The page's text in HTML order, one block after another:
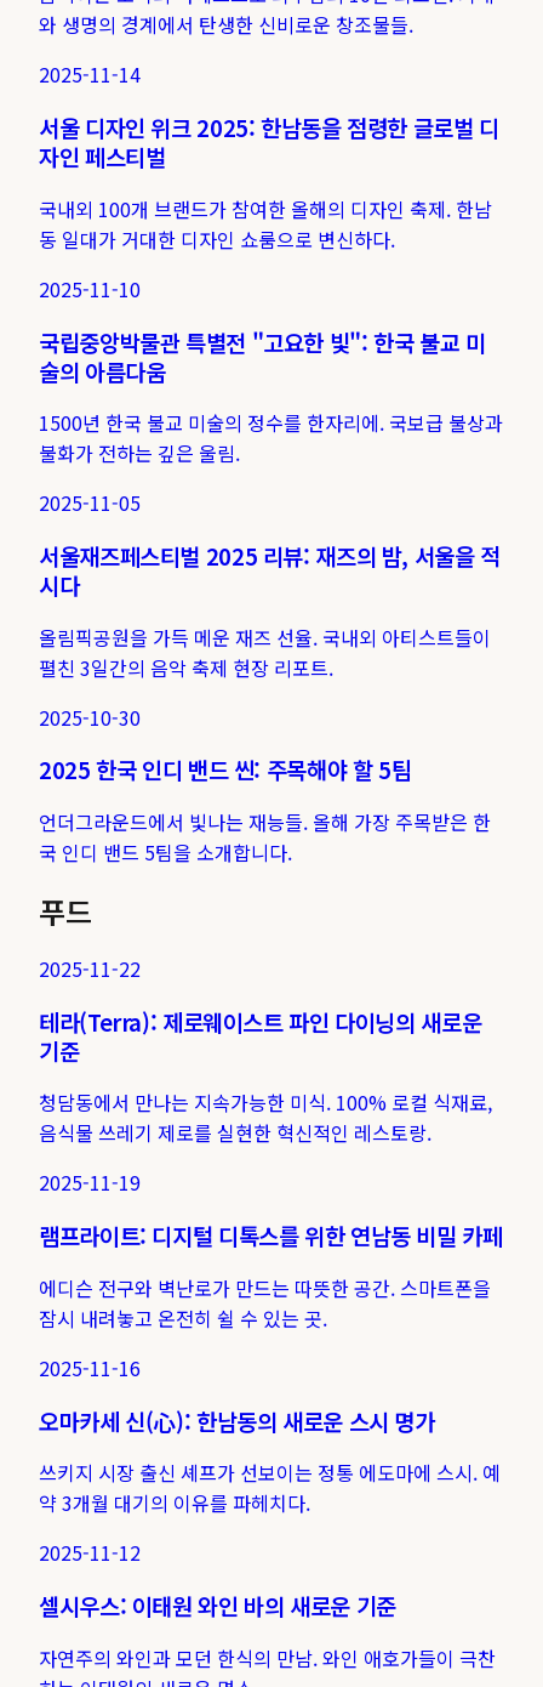
와 생명의 경계에서 탄생한 신비로운 창조물들.
2025-11-14
서울 디자인 위크 2025: 한남동을 점령한 글로벌 디
자인 페스티벌
국내외 100개 브랜드가 참여한 올해의 디자인 축제. 한남
동 일대가 거대한 디자인 쇼룸으로 변신하다.
2025-11-10
국립중앙박물관 특별전 "고요한 빛": 한국 불교 미
술의 아름다움
1500년 한국 불교 미술의 정수를 한자리에. 국보급 불상과
불화가 전하는 깊은 울림.
2025-11-05
서울재즈페스티벌 2025 리뷰: 재즈의 밤, 서울을 적
시다
올림픽공원을 가득 메운 재즈 선율. 국내외 아티스트들이
펼친 3일간의 음악 축제 현장 리포트.
2025-10-30
2025 한국 인디 밴드 씬: 주목해야 할 5팀
언더그라운드에서 빛나는 재능들. 올해 가장 주목받은 한
국 인디 밴드 5팀을 소개합니다.
푸드
2025-11-22
테라(Terra): 제로웨이스트 파인 다이닝의 새로운
기준
청담동에서 만나는 지속가능한 미식. 100% 로컬 식재료,
음식물 쓰레기 제로를 실현한 혁신적인 레스토랑.
2025-11-19
램프라이트: 디지털 디톡스를 위한 연남동 비밀 카페
에디슨 전구와 벽난로가 만드는 따뜻한 공간. 스마트폰을
잠시 내려놓고 온전히 쉴 수 있는 곳.
2025-11-16
오마카세 신(心): 한남동의 새로운 스시 명가
쓰키지 시장 출신 셰프가 선보이는 정통 에도마에 스시. 예
약 3개월 대기의 이유를 파헤치다.
2025-11-12
셀시우스: 이태원 와인 바의 새로운 기준
자연주의 와인과 모던 한식의 만남. 와인 애호가들이 극찬